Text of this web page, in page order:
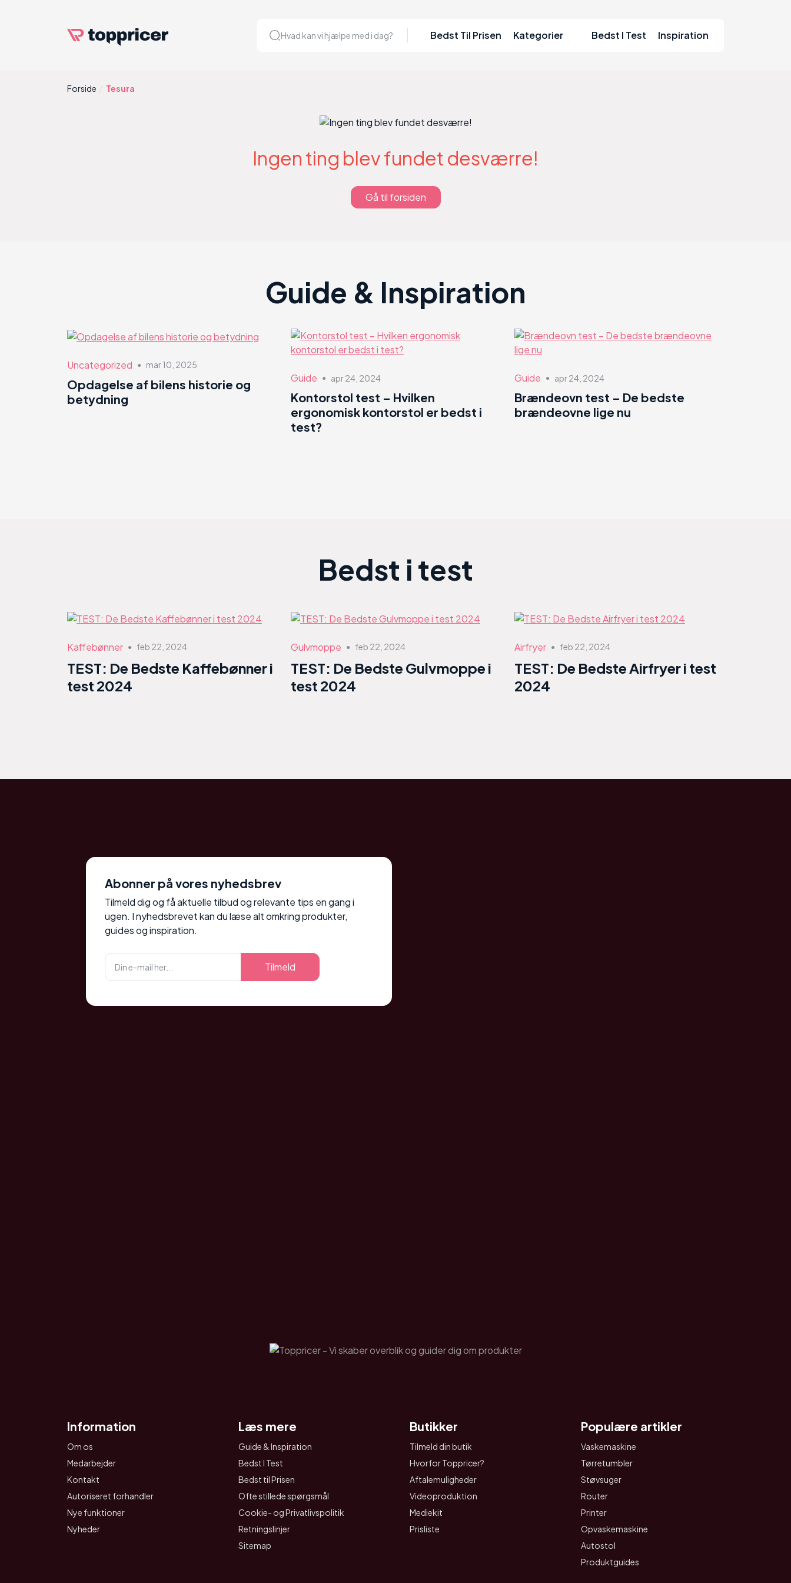
Hvad kan vi hjælpe med i dag? Bedst Til Prisen Kategorier Bedst I Test Inspiration
Forside Tesura
Ingen ting blev fundet desværre!
Gå til forsiden
Guide & Inspiration
Uncategorized ● mar 10, 2025
Opdagelse af bilens historie og
betydning
Guide ● apr 24, 2024
Kontorstol test – Hvilken
ergonomisk kontorstol er bedst i
test?
Guide ● apr 24, 2024
Brændeovn test – De bedste
brændeovne lige nu
Bedst i test
Kaffebønner ● feb 22, 2024
TEST: De Bedste Kaffebønner i
test 2024
Gulvmoppe ● feb 22, 2024
TEST: De Bedste Gulvmoppe i
test 2024
Airfryer ● feb 22, 2024
TEST: De Bedste Airfryer i test
2024
Abonner på vores nyhedsbrev
Tilmeld dig og få aktuelle tilbud og relevante tips en gang i
ugen. I nyhedsbrevet kan du læse alt omkring produkter,
guides og inspiration.
Tilmeld
Information
Om os
Medarbejder
Kontakt
Autoriseret forhandler
Nye funktioner
Nyheder
Læs mere
Guide & Inspiration
Bedst I Test
Bedst til Prisen
Ofte stillede spørgsmål
Cookie- og Privatlivspolitik
Retningslinjer
Sitemap
Butikker
Tilmeld din butik
Hvorfor Toppricer?
Aftalemuligheder
Videoproduktion
Mediekit
Prisliste
Populære artikler
Vaskemaskine
Tørretumbler
Støvsuger
Router
Printer
Opvaskemaskine
Autostol
Produktguides